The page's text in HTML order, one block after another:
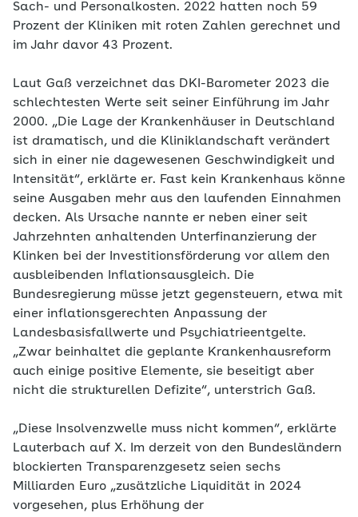
Sach- und Personalkosten. 2022 hatten noch 59
Prozent der Kliniken mit roten Zahlen gerechnet und
im Jahr davor 43 Prozent.
Laut Gaß verzeichnet das DKI-Barometer 2023 die
schlechtesten Werte seit seiner Einführung im Jahr
2000. „Die Lage der Krankenhäuser in Deutschland
ist dramatisch, und die Kliniklandschaft verändert
sich in einer nie dagewesenen Geschwindigkeit und
Intensität“, erklärte er. Fast kein Krankenhaus könne
seine Ausgaben mehr aus den laufenden Einnahmen
decken. Als Ursache nannte er neben einer seit
Jahrzehnten anhaltenden Unterfinanzierung der
Klinken bei der Investitionsförderung vor allem den
ausbleibenden Inflationsausgleich. Die
Bundesregierung müsse jetzt gegensteuern, etwa mit
einer inflationsgerechten Anpassung der
Landesbasisfallwerte und Psychiatrieentgelte.
„Zwar beinhaltet die geplante Krankenhausreform
auch einige positive Elemente, sie beseitigt aber
nicht die strukturellen Defizite“, unterstrich Gaß.
„Diese Insolvenzwelle muss nicht kommen“, erklärte
Lauterbach auf X. Im derzeit von den Bundesländern
blockierten Transparenzgesetz seien sechs
Milliarden Euro „zusätzliche Liquidität in 2024
vorgesehen, plus Erhöhung der